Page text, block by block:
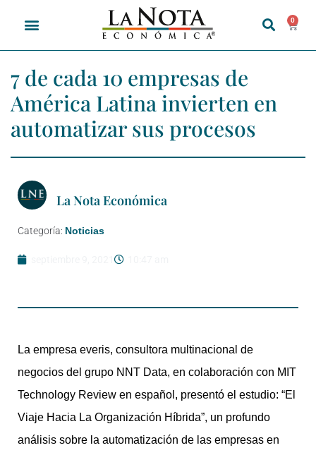
0
7 de cada 10 empresas de
América Latina invierten en
automatizar sus procesos
La Nota Económica
Categoría: Noticias
La empresa everis, consultora multinacional de
negocios del grupo NNT Data, en colaboración con MIT
Technology Review en español, presentó el estudio: “El
Viaje Hacia La Organización Híbrida”, un profundo
análisis sobre la automatización de las empresas en